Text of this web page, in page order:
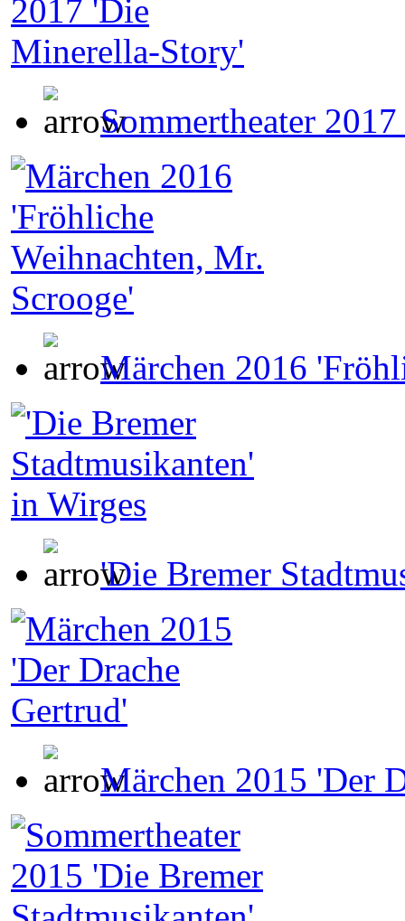
Sommertheater
Märchen 2016
'Die Bremer
Märchen 2015 'Der